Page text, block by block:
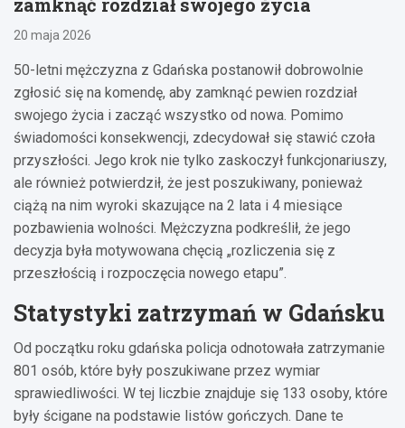
20 maja 2026
50-letni mężczyzna z Gdańska postanowił dobrowolnie
zgłosić się na komendę, aby zamknąć pewien rozdział
swojego życia i zacząć wszystko od nowa. Pomimo
świadomości konsekwencji, zdecydował się stawić czoła
przyszłości. Jego krok nie tylko zaskoczył funkcjonariuszy,
ale również potwierdził, że jest poszukiwany, ponieważ
ciążą na nim wyroki skazujące na 2 lata i 4 miesiące
pozbawienia wolności. Mężczyzna podkreślił, że jego
decyzja była motywowana chęcią „rozliczenia się z
przeszłością i rozpoczęcia nowego etapu”.
Statystyki zatrzymań w Gdańsku
Od początku roku gdańska policja odnotowała zatrzymanie
801 osób, które były poszukiwane przez wymiar
sprawiedliwości. W tej liczbie znajduje się 133 osoby, które
były ścigane na podstawie listów gończych. Dane te